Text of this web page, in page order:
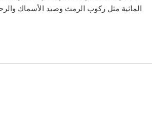
المائية مثل ركوب الرمث وصيد الأسماك